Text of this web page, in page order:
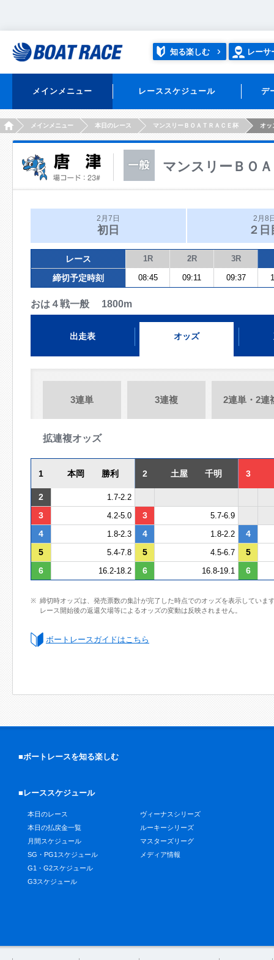
知る楽しむ レーサ
メインメニュー レーススケジュール デ
HOMEメインメニュー 本日のレース マンスリーＢＯＡＴＲＡＣＥ杯 オッ
マンスリーＢＯ
2月7日
初日
2月8
２日
レース 1R 2R 3R
締切予定時刻 08:45 09:11 09:37
おは４戦一般 1800m
出走表 オッズ
3連単 3連複 2連単・2連
拡連複オッズ
1 本岡 勝利 2 土屋 千明 3
2 1.7-2.2
3 4.2-5.0 3 5.7-6.9
4 1.8-2.3 4 1.8-2.2
4
5
5.4-7.8 5 4.5-6.7
5
6
16.2-18.2 6 16.8-19.1 6
締切時オッズは、発売票数の集計が完了した時点でのオッズを表示していま
レース開始後の返還欠場等によるオッズの変動は反映されません。
ボートレースガイドはこちら
■ボートレースを知る楽しむ
■レーススケジュール
本日のレース
本日の払戻金一覧
月間スケジュール
SG・PG1スケジュール
G1・G2スケジュール
G3スケジュール
ヴィーナスシリーズ
ルーキーシリーズ
マスターズリーグ
メディア情報